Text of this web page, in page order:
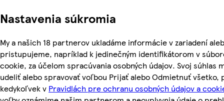
Nastavenia súkromia
My a našich 18 partnerov ukladáme informácie v zariadení
pristupujeme, napríklad k jedinečným identifikátorom v
cookie, za účelom spracúvania osobných údajov. Svoj súhlas
udeliť alebo spravovať voľbou Prijať alebo Odmietnuť všetko,
kedykoľvek v Pravidlách pre ochranu osobných údajov a